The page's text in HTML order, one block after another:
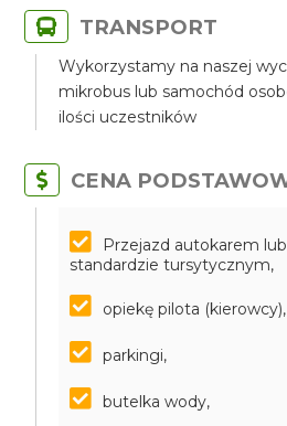
TRANSPORT
Wykorzystamy na naszej
mikrobus lub samochód
ilości uczestników
CENA
Przejazd autokarem
standardzie tursytycznym,
opiekę pilota (kierowcy),
parkingi,
butelka wody,